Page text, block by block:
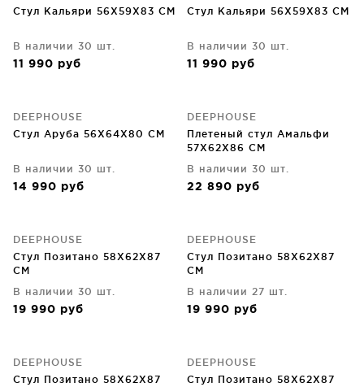
Стул Кальяри 56X59X83 CM
В наличии 30 шт.
11 990 руб
Стул Кальяри 56X59X83 CM
В наличии 30 шт.
11 990 руб
DEEPHOUSE
Стул Аруба 56X64X80 CM
В наличии 30 шт.
14 990 руб
DEEPHOUSE
Плетеный стул Амальфи
57X62X86 CM
В наличии 30 шт.
22 890 руб
DEEPHOUSE
Стул Позитано 58X62X87
CM
В наличии 30 шт.
19 990 руб
DEEPHOUSE
Стул Позитано 58X62X87
CM
В наличии 27 шт.
19 990 руб
DEEPHOUSE
Стул Позитано 58X62X87
DEEPHOUSE
Стул Позитано 58X62X87